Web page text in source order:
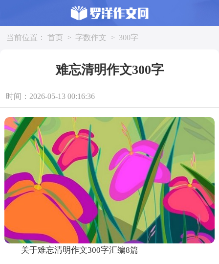
当前位置： 首页 > 字数作文 > 300字
难忘清明作文300字
时间：2026-05-13 00:16:36
关于难忘清明作文300字汇编8篇